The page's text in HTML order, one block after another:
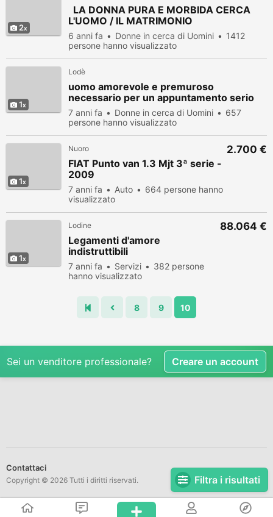
Filtra i risultati
2
LA DONNA PURA E MORBIDA CERCA
L'UOMO / IL MATRIMONIO
6 anni fa Donne in cerca di Uomini
1412
persone hanno visualizzato
1
Lodè
uomo amorevole e premuroso
necessario per un appuntamento serio
7 anni fa Donne in cerca di Uomini
657
persone hanno visualizzato
1
Nuoro
FIAT Punto van 1.3 Mjt 3ª serie -
2009
7 anni fa Auto
664 persone hanno
visualizzato
2.700 €
1
Lodine
Legamenti d'amore
indistruttibili
7 anni fa Servizi
382 persone
hanno visualizzato
88.064 €
8 9 10
Sei un venditore professionale? Creare un account
Contattaci
Copyright © 2026 Tutti i diritti riservati.